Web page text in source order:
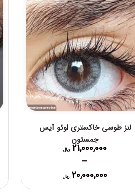
لنز طوسی خاکستری اوئو آیس
جمستون
21,000,000 ریال
–
20,000,000 ریال
Price
range: